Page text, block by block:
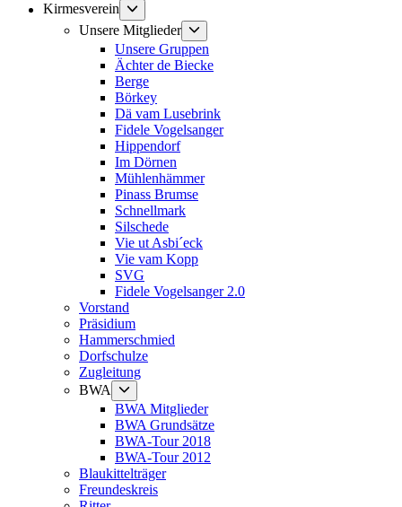
Kirmesverein
Untermenü
anzeigen
Unsere Mitglieder
anzeigen
Unsere Gruppen
Ächter de Biecke
Berge
Börkey
Dä vam Lusebrink
Fidele Vogelsanger
Hippendorf
Im Dörnen
Mühlenhämmer
Pinass Brumse
Schnellmark
Silschede
Vie ut Asbi´eck
Vie vam Kopp
SVG
Fidele Vogelsanger 2.0
Vorstand
Präsidium
Hammerschmied
Dorfschulze
Zugleitung
BWA
anzeigen
BWA Mitglieder
BWA Grundsätze
BWA-Tour 2018
BWA-Tour 2012
Blaukittelträger
Freundeskreis